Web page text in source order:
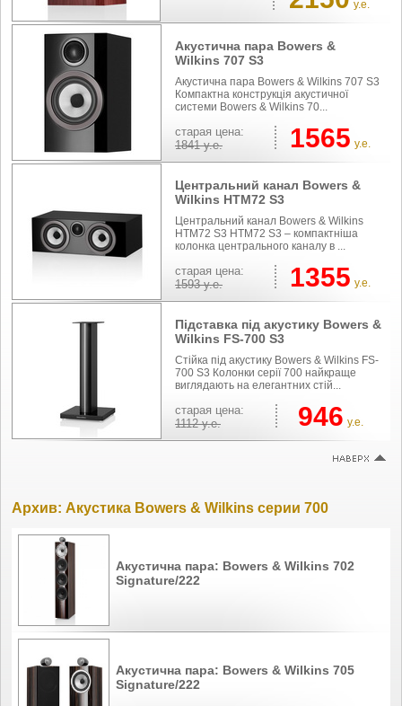
у.е.
Акустична пара Bowers &
Wilkins 707 S3
Акустична пара Bowers & Wilkins 707 S3
Компактна конструкція акустичної
системи Bowers & Wilkins 70...
cтарая цена:
1841 у.е. 1565 у.е.
Центральний канал Bowers &
Wilkins HTM72 S3
Центральний канал Bowers & Wilkins
HTM72 S3 HTM72 S3 – компактніша
колонка центрального каналу в ...
cтарая цена:
1593 у.е. 1355 у.е.
Підставка пiд акустику Bowers &
Wilkins FS-700 S3
Стійка під акустику Bowers & Wilkins FS-
700 S3 Колонки серії 700 найкраще
виглядають на елегантних стій...
cтарая цена:
1112 у.е. 946 у.е.
Архив: Акустика Bowers & Wilkins серии 700
Акустична пара: Bowers & Wilkins 702
Signature/222
Акустична пара: Bowers & Wilkins 705
Signature/222